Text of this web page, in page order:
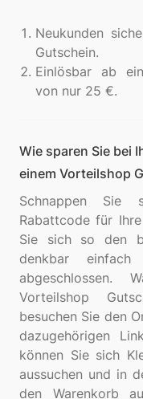
Neukunden
Gutschein.
Einlösbar ab
von nur 25 €.
Wie sparen Sie bei
einem Vorteilshop
Schnappen Sie
Rabattcode für
Sie sich so den
denkbar
abgeschlossen.
Vorteilshop
besuchen Sie den
dazugehörigen
können Sie sich
aussuchen und in
den Warenkorb